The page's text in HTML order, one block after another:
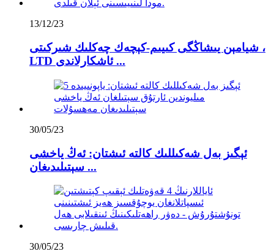
13/12/23
شيامېن يىشاڭگى كىيىم-كېچەك چەكلىك شىركىتى ،
LTD ئاشكارلاندى ...
30/05/23
ئېگىز بەل شەكىللىك كالتە ئىشتان: ئەڭ ياخشى
سېتىلىدىغان ...
30/05/23